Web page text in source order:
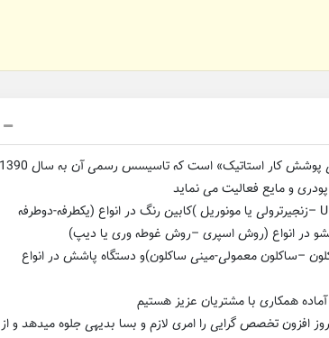
و مایع فعالیت می نماید
تولید انواع کوره شامل (باکسی یا کمدی –کانوایری خطی یا U –زنجیرترولی یا مونوریل )کابین رنگ در انواع (یکطرفه-دوطرفه
در انواع (روش اسپری –روش غوطه وری یا دیپ)
–ساکلون معمولی-مینی ساکلون)و دستگاه پاشش در انواع
همکاری با مشتریان عزیز هستیم
افزون تخصص گرایی را امری لازم و بسا بدیهی جلوه میدهد و از